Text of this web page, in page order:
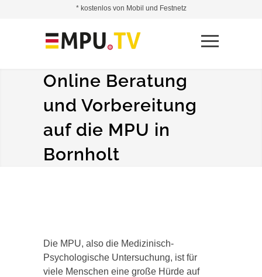
Online Beratung
und Vorbereitung
auf die MPU in
Bornholt
Die MPU, also die Medizinisch-
Psychologische Untersuchung, ist für
viele Menschen eine große Hürde auf
* kostenlos von Mobil und Festnetz